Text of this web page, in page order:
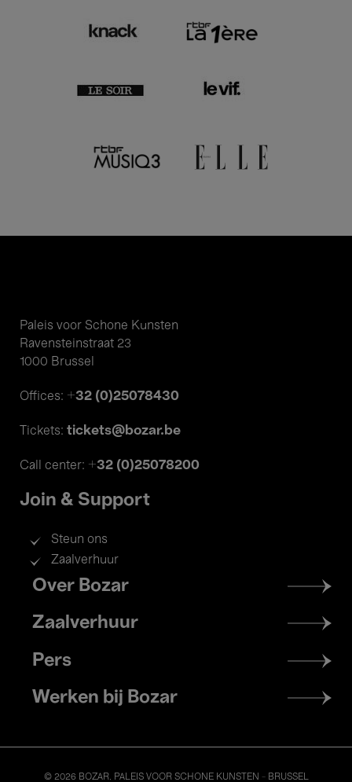
Paleis voor Schone Kunsten
Ravensteinstraat 23
1000 Brussel
Offices: +32 (0)25078430
Tickets: tickets@bozar.be
Call center: +32 (0)25078200
Join & Support
Steun ons
Zaalverhuur
Footer
menu
Over Bozar
Zaalverhuur
Pers
Werken bij Bozar
© 2026 BOZAR. PALEIS VOOR SCHONE KUNSTEN - BRUSSEL